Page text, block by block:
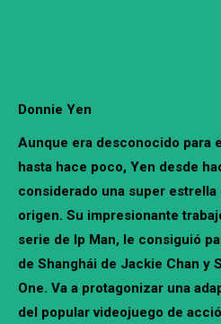
Donnie Yen
Aunque era desconocido para
hasta hace poco, Yen desde
considerado una super
origen. Su impresionante
serie de Ip Man, le consiguió
de Shanghái de Jackie Chan y
One. Va a protagonizar una
del popular videojuego de